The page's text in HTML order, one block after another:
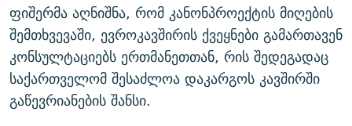
ფიშერმა აღნიშნა, რომ კანონპროექტის მიღების
შემთხვევაში, ევროკავშირის ქვეყნები გამართავენ
კონსულტაციებს ერთმანეთთან, რის შედეგადაც
საქართველომ შესაძლოა დაკარგოს კავშირში
გაწევრიანების შანსი.